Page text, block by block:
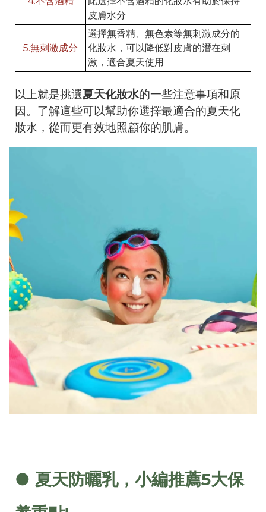
皮膚水分
5.無刺激成分
選擇無香精、無色素等無刺激成分的
化妝水，可以降低對皮膚的潛在刺
激，適合夏天使用
以上就是挑選夏天化妝水的一些注意事項和原
因。了解這些可以幫助你選擇最適合的夏天化
妝水，從而更有效地照顧你的肌膚。
● 夏天防曬乳，小編推薦5大保